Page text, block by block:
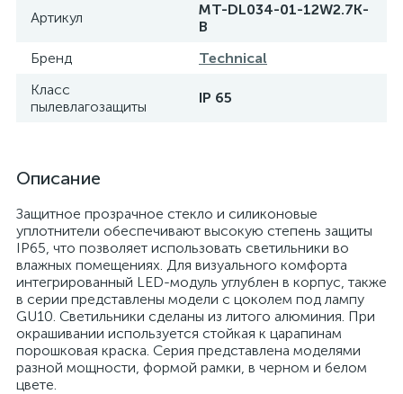
Артикул
MT-DL034-01-12W2.7K-
B
Бренд
Technical
Класс
пылевлагозащиты
IP 65
Описание
Защитное прозрачное стекло и силиконовые
уплотнители обеспечивают высокую степень защиты
IP65, что позволяет использовать светильники во
влажных помещениях. Для визуального комфорта
интегрированный LED-модуль углублен в корпус, также
в серии представлены модели с цоколем под лампу
GU10. Светильники сделаны из литого алюминия. При
окрашивании используется стойкая к царапинам
порошковая краска. Серия представлена моделями
разной мощности, формой рамки, в черном и белом
цвете.